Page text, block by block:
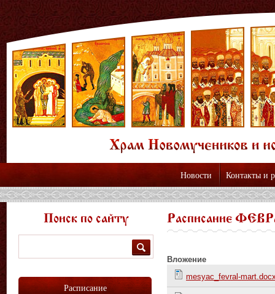
Новости Контакты и
Расписание
Вложение
mesyac_fevral-
Поиск по сайту
Расписание